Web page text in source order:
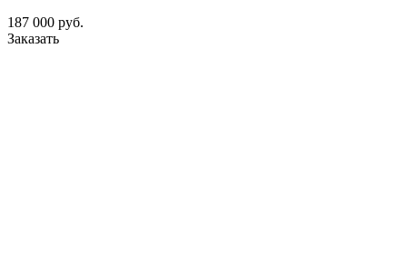
187 000 руб.
Заказать